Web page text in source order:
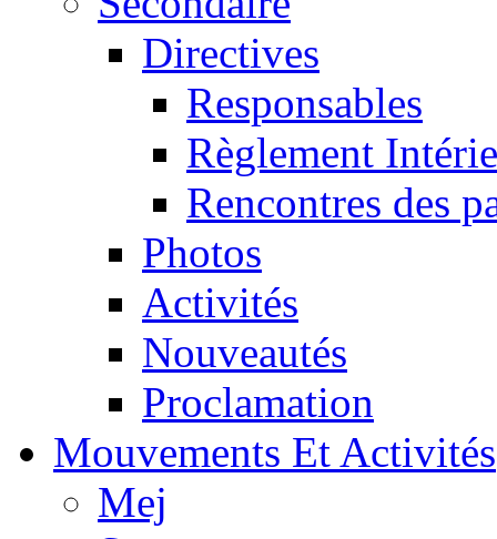
Directives
Responsables
Règlement
Rencontres des
Photos
Activités
Nouveautés
Proclamation
Mouvements Et Activités
Mej